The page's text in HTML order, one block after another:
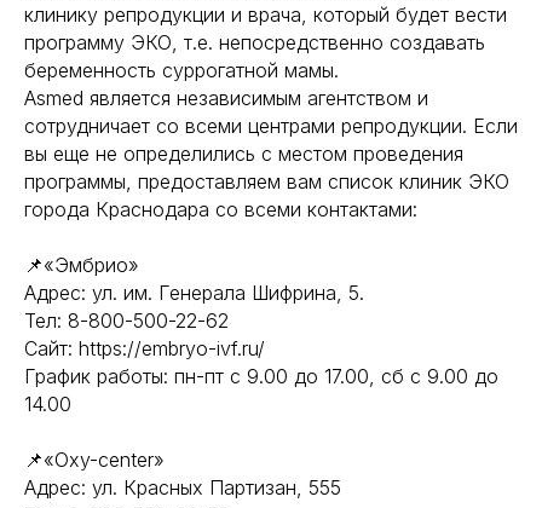
клинику репродукции и врача, который будет вести
программу ЭКО, т.е. непосредственно создавать
беременность суррогатной мамы.
Asmed является независимым агентством и
сотрудничает со всеми центрами репродукции. Если
вы еще не определились с местом проведения
программы, предоставляем вам список клиник ЭКО
города Краснодара со всеми контактами:
📌«Эмбрио»
Адрес: ул. им. Генерала Шифрина, 5.
Тел: 8-800-500-22-62
Сайт: https://embryo-ivf.ru/
График работы: пн-пт с 9.00 до 17.00, сб с 9.00 до
14.00
📌«Oxy-center»
Адрес: ул. Красных Партизан, 555